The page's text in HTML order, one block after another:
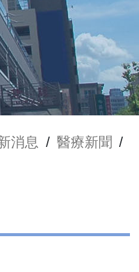
消息 / 醫療新聞 /